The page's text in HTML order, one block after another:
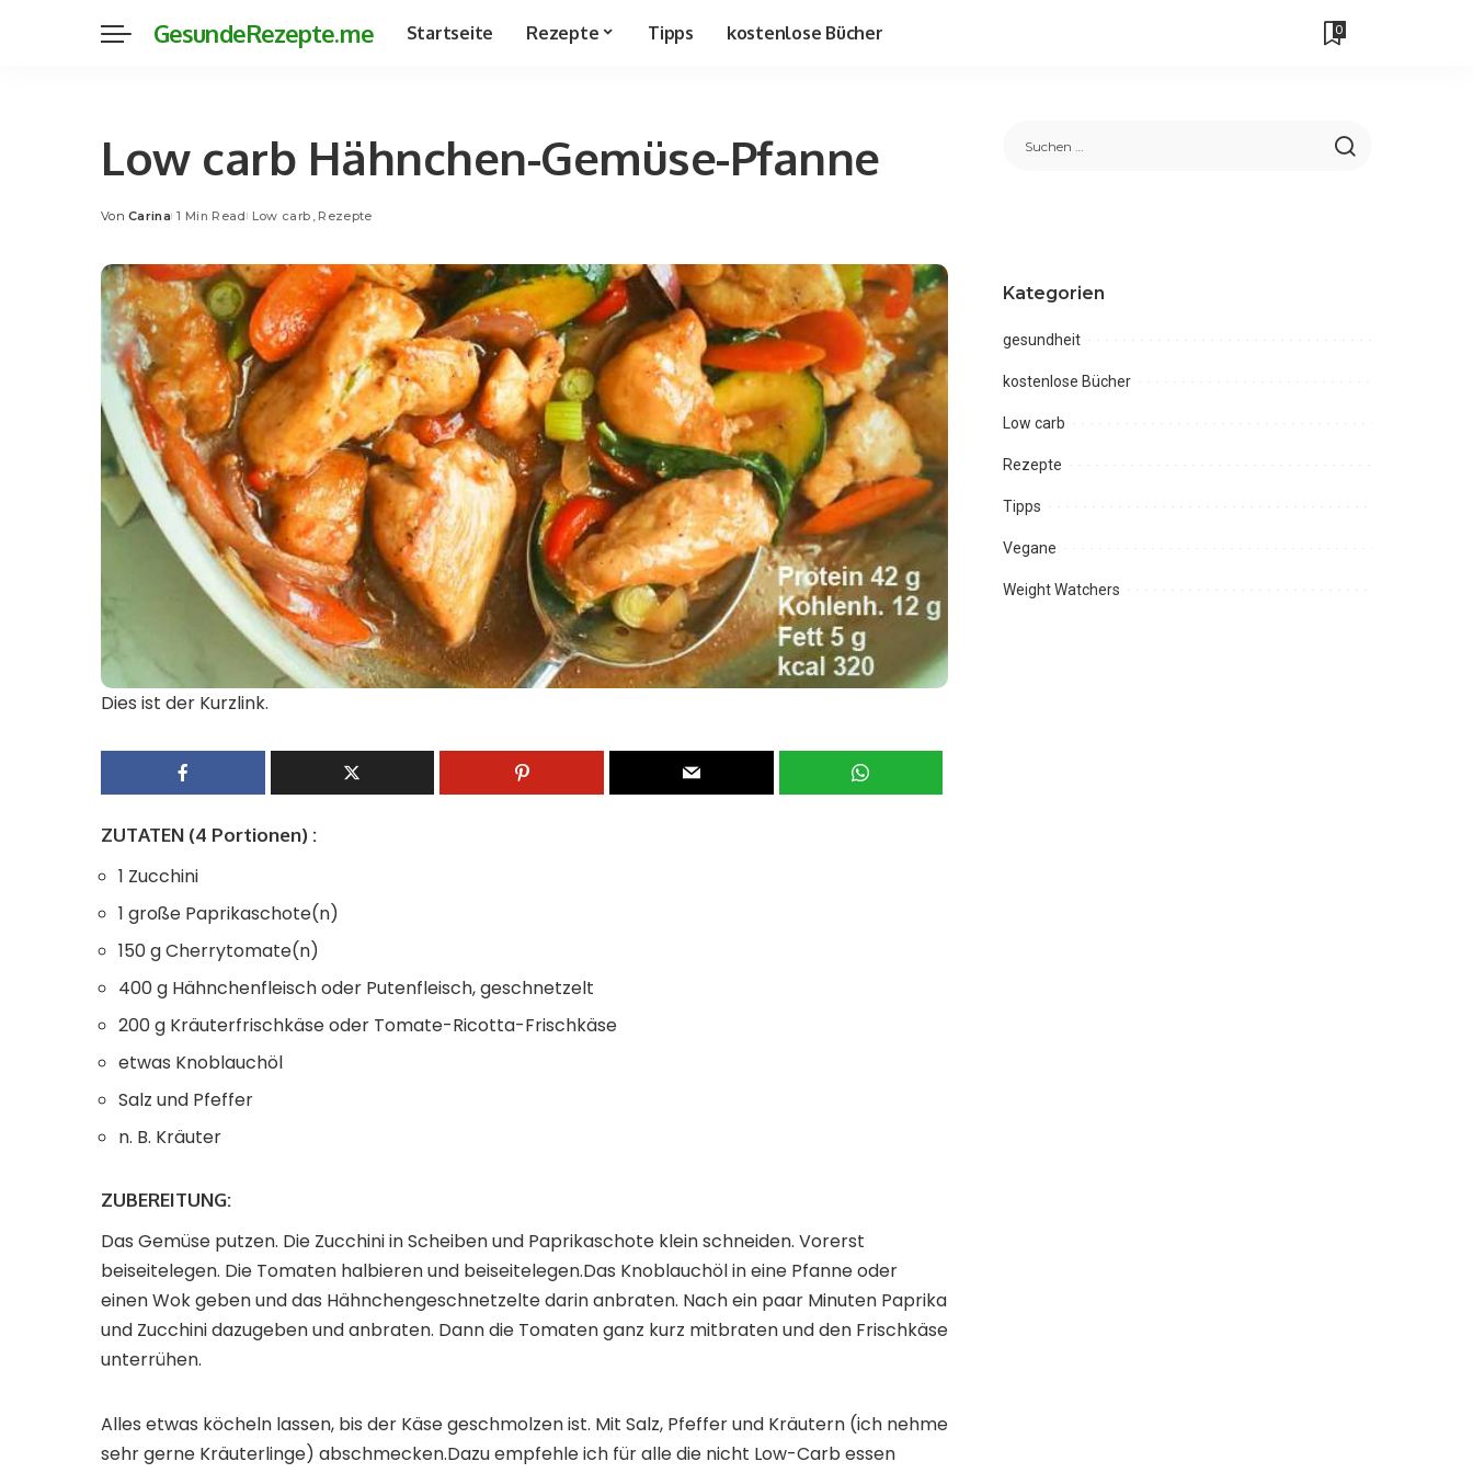
GesundeRezepte.me Startseite Rezepte Tipps kostenlose Bücher 0
Low carb Hähnchen-Gemüse-Pfanne
Posted
Von Carina 1 Min Read Low carb Rezepte
Dies ist der Kurzlink.
ZUTATEN (4 Portionen) :
1 Zucchini
1 große Paprikaschote(n)
150 g Cherrytomate(n)
400 g Hähnchenfleisch oder Putenfleisch, geschnetzelt
200 g Kräuterfrischkäse oder Tomate-Ricotta-Frischkäse
etwas Knoblauchöl
Salz und Pfeffer
n. B. Kräuter
ZUBEREITUNG:
Das Gemüse putzen. Die Zucchini in Scheiben und Paprikaschote klein schneiden. Vorerst
beiseitelegen. Die Tomaten halbieren und beiseitelegen.Das Knoblauchöl in eine Pfanne oder
einen Wok geben und das Hähnchengeschnetzelte darin anbraten. Nach ein paar Minuten Paprika
und Zucchini dazugeben und anbraten. Dann die Tomaten ganz kurz mitbraten und den Frischkäse
unterrühen.
Alles etwas köcheln lassen, bis der Käse geschmolzen ist. Mit Salz, Pfeffer und Kräutern (ich nehme
sehr gerne Kräuterlinge) abschmecken.Dazu empfehle ich für alle die nicht Low-Carb essen
Kategorien
gesundheit
kostenlose Bücher
Low carb
Rezepte
Tipps
Vegane
Weight Watchers